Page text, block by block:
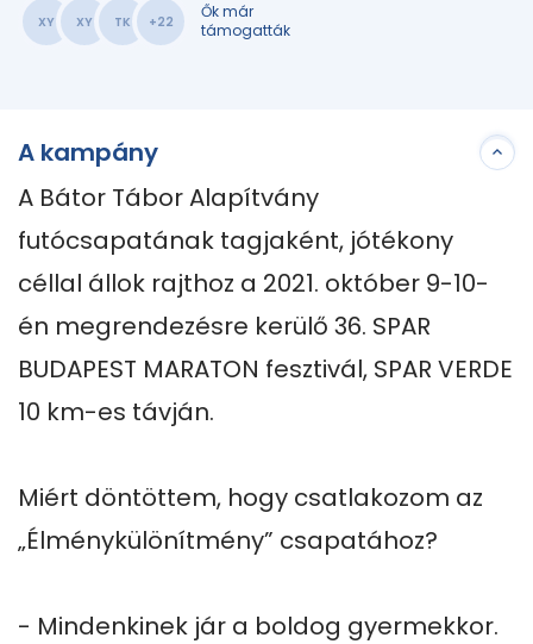
XY XY TK +22
Ők már
támogatták
A kampány
A Bátor Tábor Alapítvány
futócsapatának tagjaként, jótékony
céllal állok rajthoz a 2021. október 9-10-
én megrendezésre kerülő 36. SPAR
BUDAPEST MARATON fesztivál, SPAR VERDE
10 km-es távján.
Miért döntöttem, hogy csatlakozom az
„Élménykülönítmény” csapatához?
- Mindenkinek jár a boldog gyermekkor.